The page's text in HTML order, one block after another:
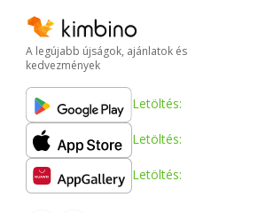
A legújabb újságok, ajánlatok és
kedvezmények
Letöltés:
Letöltés:
Letöltés: